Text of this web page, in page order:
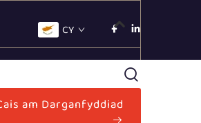
CY
am Darganfyddiad
pecio coffi
Llifio Nitrogên, a